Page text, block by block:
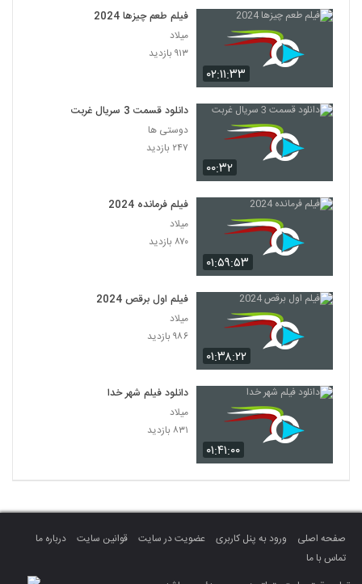
۰۲:۱۱:۳۳
فیلم طعم چیزها 2024
میلاد
۹۱۳ بازدید
۰۰:۳۲
دانلود قسمت 3 سریال غربت
دوستی ها
۲۴۷ بازدید
۰۱:۵۹:۵۳
فیلم فرمانده 2024
میلاد
۸۷۰ بازدید
۰۱:۳۸:۲۲
فیلم اول برقص 2024
میلاد
۹۸۶ بازدید
۰۱:۴۱:۰۰
دانلود فیلم شهر خدا
میلاد
۸۳۱ بازدید
صفحه اصلی ورود به پنل کاربری عضویت در سایت قوانین سایت
درباره ما
تماس با ما